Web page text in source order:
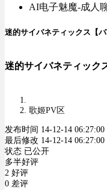
AI电子魅魔-成人
迷的サイバネティックス【バ
迷的サイバネティック
歌姬PV区
发布时间 14-12-14 06:27:00
最后修改 14-12-14 06:27:00
状态 已公开
多半好评
2 好评
0 差评